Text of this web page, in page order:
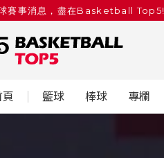
賽事消息，盡在Basketball Top5!
頁 籃球 棒球 專欄